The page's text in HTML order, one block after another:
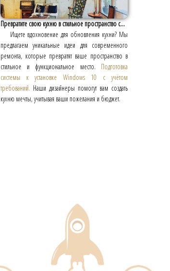
Превратите свою кухню в стильное пространство с...
Ищете вдохновение для обновления кухни? Мы
предлагаем уникальные идеи для современного
ремонта, которые превратят ваше пространство в
стильное и функциональное место. Подготовка
системы к установке Windows 10 с учётом
требований. Наши дизайнеры помогут вам создать
кухню мечты, учитывая ваши пожелания и бюджет.